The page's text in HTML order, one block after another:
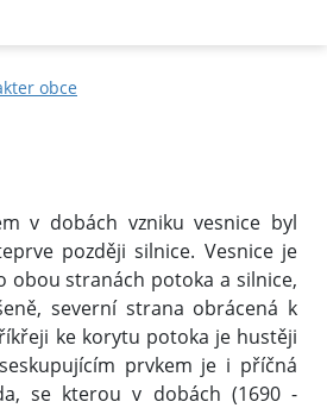
obce
v dobách vzniku vesnice byl
později silnice. Vesnice je
obou stranách potoka a silnice,
severní strana obrácená k
ke korytu potoka je hustěji
prvkem je i příčná
se kterou v dobách (1690 -